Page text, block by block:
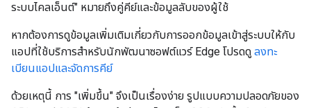
ระบบไคลเอ็นต์" หมายถึงคู่คีย์และข้อมูลลับของผู้ใช้
หากต้องการดูข้อมูลเพิ่มเติมเกี่ยวกับการออกข้อมูลเข้าสู่ระบบให้กับ
แอปที่ใช้บริการสำหรับนักพัฒนาซอฟต์แวร์ Edge โปรดดู ลงทะ
เบียนแอปและจัดการคีย์
ด้วยเหตุนี้ การ "เพิ่มขึ้น" จึงเป็นเรื่องง่าย รูปแบบความปลอดภัยของ